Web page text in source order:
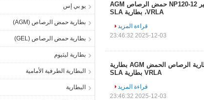
يو بي إس
بطارية حمض الرصاص (AGM)
بطارية حمض الرصاص (GEL)
بطارية ليثيوم
البطارية الطرفية الأمامية
البطارية
بطارية تشاينا تشامبيون 12 فولت 120 أمبير NP120-12 حمض الرصاص AGM
VRLA، بطارية SLA
قراءة المزيد
2025-12-03 23:46:32
الصين بطل بطارية 12V150Ah NP150-12 بطارية الرصاص الحمض AGM بطارية
VRLA بطارية SLA
قراءة المزيد
2025-12-03 23:46:32